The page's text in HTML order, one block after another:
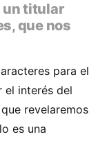
un titular
que nos
para el
el interés del
revelaremos
es una